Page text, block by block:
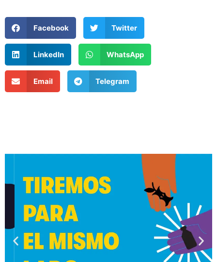
Facebook Twitter
LinkedIn WhatsApp
Email Telegram